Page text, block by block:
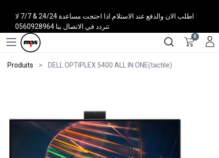
اطلب الان والدفع عند الاستلام اذا احتجت مساعدة 24/24 & 7/7 لا
تتردد في الاتصال بنا 0560928964
0
Produits DELL OPTIPLEX 5400 ALL IN ONE(tactile)